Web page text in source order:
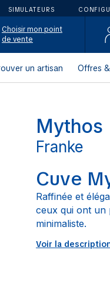
SIMULATEURS
Choisir mon point
de vente
un artisan Offres
Mythos
Franke
Cuve
Raffinée et
ceux qui ont un
minimaliste.
Voir la